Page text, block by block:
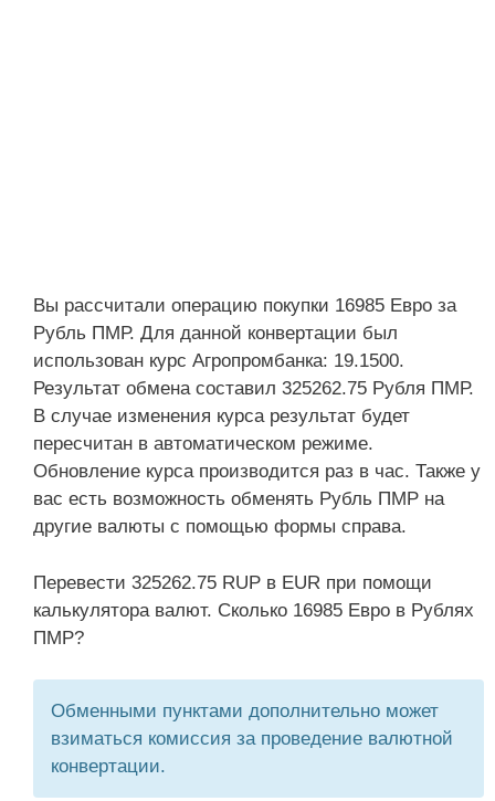
Вы рассчитали операцию покупки 16985 Евро за
Рубль ПМР. Для данной конвертации был
использован курс Агропромбанка: 19.1500.
Результат обмена составил 325262.75 Рубля ПМР.
В случае изменения курса результат будет
пересчитан в автоматическом режиме.
Обновление курса производится раз в час. Также у
вас есть возможность обменять Рубль ПМР на
другие валюты с помощью формы справа.
Перевести 325262.75 RUP в EUR при помощи
калькулятора валют. Сколько 16985 Евро в Рублях
ПМР?
Обменными пунктами дополнительно может
взиматься комиссия за проведение валютной
конвертации.